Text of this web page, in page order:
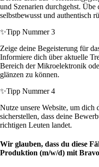
und Szenarien durchgehst.
selbstbewusst und authentisch
✨Tipp Nummer 3
Zeige deine Begeisterung für
Informiere dich über aktuelle
Bereich der Mikroelektronik
glänzen zu können.
✨Tipp Nummer 4
Nutze unsere Website, um dich
sicherstellen, dass deine
richtigen Leuten landet.
Wir glauben, dass du diese
Produktion (m/w/d) mit